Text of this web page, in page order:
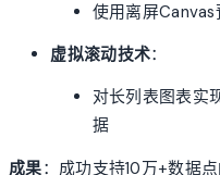
使用离屏
虚拟滚动技术：
对长列表图表实
据
成果：成功支持10万+数据